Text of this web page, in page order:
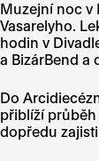
Muzejní noc v
Vasarelyho.
hodin v
a BizárBend a
Do
přiblíží průběh
dopředu